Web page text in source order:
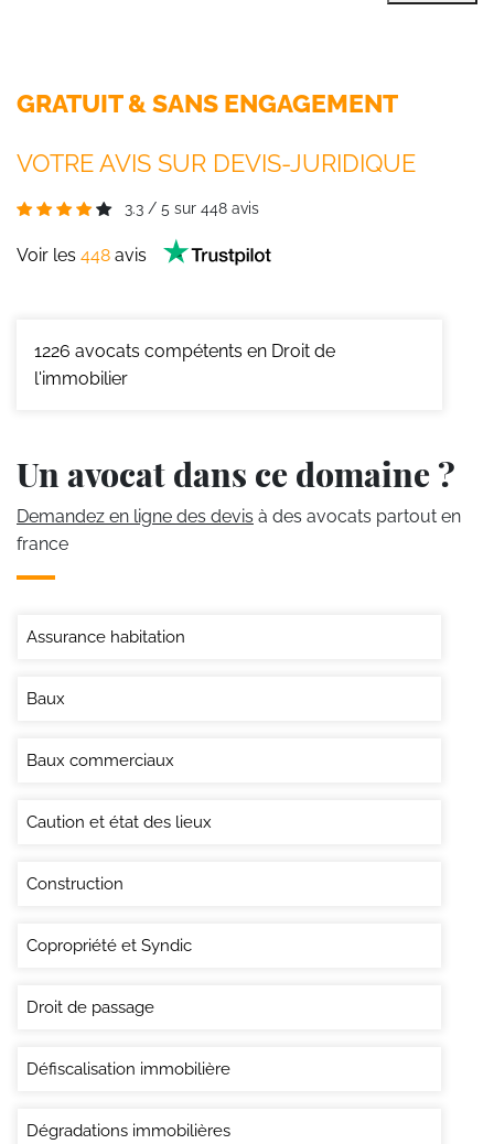
GRATUIT & SANS ENGAGEMENT
VOTRE AVIS SUR DEVIS-JURIDIQUE
3.3 / 5 sur 448 avis
Voir les 448 avis
1226 avocats compétents en Droit de
l'immobilier
Un avocat dans ce domaine ?
Demandez en ligne des devis à des avocats partout en
france
Assurance habitation
Baux
Baux commerciaux
Caution et état des lieux
Construction
Copropriété et Syndic
Droit de passage
Défiscalisation immobilière
Dégradations immobilières